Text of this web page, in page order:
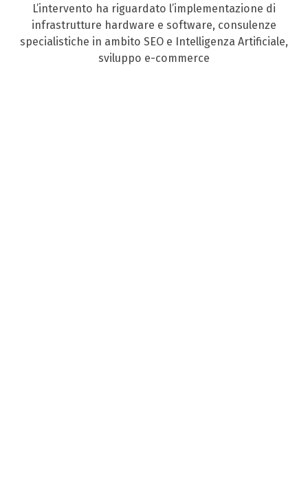
L’intervento ha riguardato l’implementazione di
infrastrutture hardware e software, consulenze
specialistiche in ambito SEO e Intelligenza Artificiale,
sviluppo e-commerce